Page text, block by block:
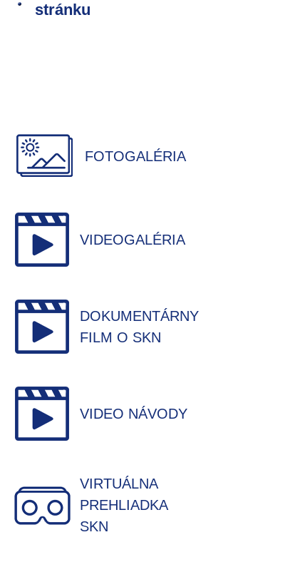
stránku
FOTOGALÉRIA
VIDEOGALÉRIA
DOKUMENTÁRNY
FILM O SKN
VIDEO NÁVODY
VIRTUÁLNA
PREHLIADKA
SKN